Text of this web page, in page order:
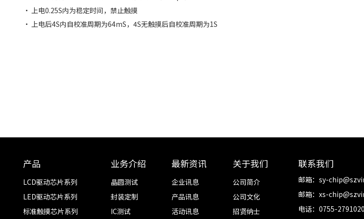
• 上电0.25S内为稳定时间，禁止触摸
• 上电后4S内自校准周期为64mS，4S无触摸后自校准周期为1S
产品
LCD驱动芯片系列
LED驱动芯片系列
标准触摸芯片系列
业务介绍
晶圆测试
封装定制
IC测试
最新资讯
企业讯息
产品讯息
活动讯息
关于我们
公司简介
公司文化
招贤纳士
联系我们
邮箱：sy-
邮箱：xs-
电话：0755-